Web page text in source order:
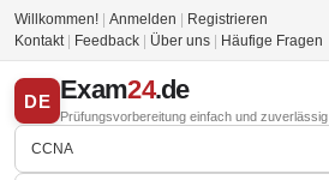
Willkommen! Anmelden
Registrieren
Kontakt
Feedback Über uns Häufige Fragen
DE Exam24.de
Prüfungsvorbereitung einfach und zuverlässig